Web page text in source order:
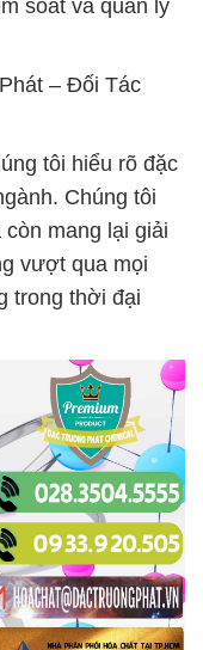
soát và quản lý
– Đối Tác
tôi hiểu rõ đặc
Chúng tôi
mang lại giải
vượt qua mọi
trong thời đại